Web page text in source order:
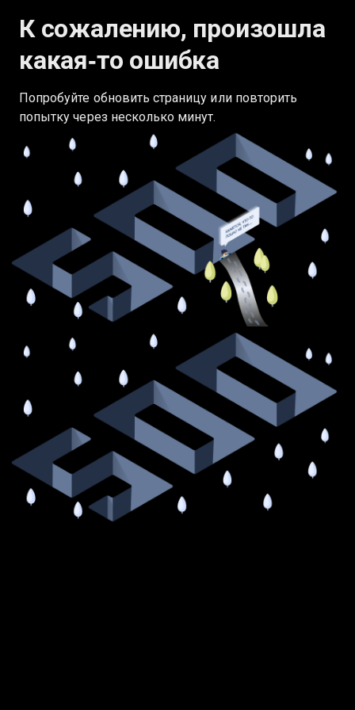
К сожалению, произошла
какая‑то ошибка
Попробуйте обновить страницу или повторить
попытку через несколько минут.